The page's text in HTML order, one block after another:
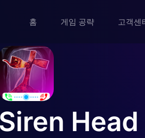
홈 게임 공략 고객센
Siren